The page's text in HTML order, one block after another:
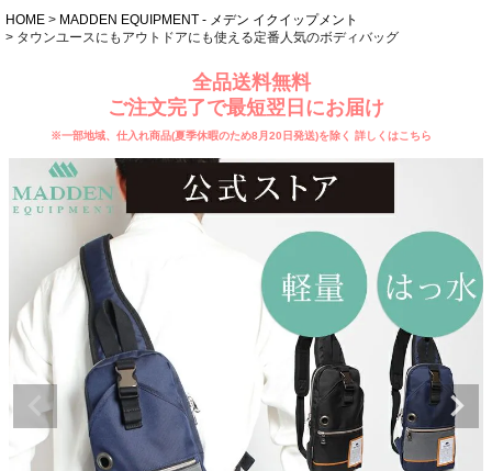
HOME
MADDEN EQUIPMENT - メデン イクイップメント
タウンユースにもアウトドアにも使える定番人気のボディバッグ
全品送料無料
ご注文完了で最短翌日にお届け
※一部地域、仕入れ商品(夏季休暇のため8月20日発送)を除く 詳しくはこちら